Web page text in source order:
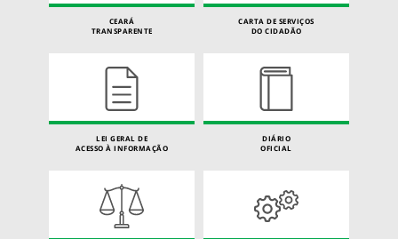
CEARÁ
TRANSPARENTE
CARTA DE SERVIÇOS
DO CIDADÃO
LEI GERAL DE
ACESSO À INFORMAÇÃO
DIÁRIO
OFICIAL